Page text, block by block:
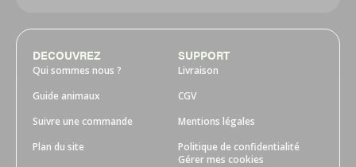
DECOUVREZ
Qui sommes nous ?
Guide animaux
Suivre une commande
Plan du site
SUPPORT
Livraison
CGV
Mentions légales
Politique de confidentialité
Gérer mes cookies